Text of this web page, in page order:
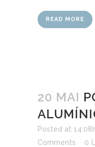
READ MORE
20 MAI
Posted at
Comments
0